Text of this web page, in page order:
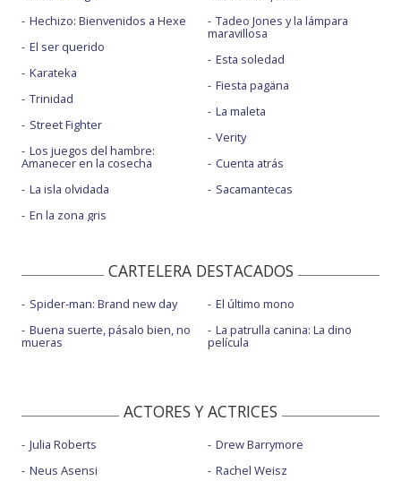
Hechizo: Bienvenidos a Hexe
El ser querido
Karateka
Trinidad
Street Fighter
Los juegos del hambre:
Amanecer en la cosecha
La isla olvidada
En la zona gris
Tadeo Jones y la lámpara
maravillosa
Esta soledad
Fiesta pagäna
La maleta
Verity
Cuenta atrás
Sacamantecas
CARTELERA DESTACADOS
Spider-man: Brand new day
Buena suerte, pásalo bien, no
mueras
El último mono
La patrulla canina: La dino
película
ACTORES Y ACTRICES
Julia Roberts
Neus Asensi
Drew Barrymore
Rachel Weisz